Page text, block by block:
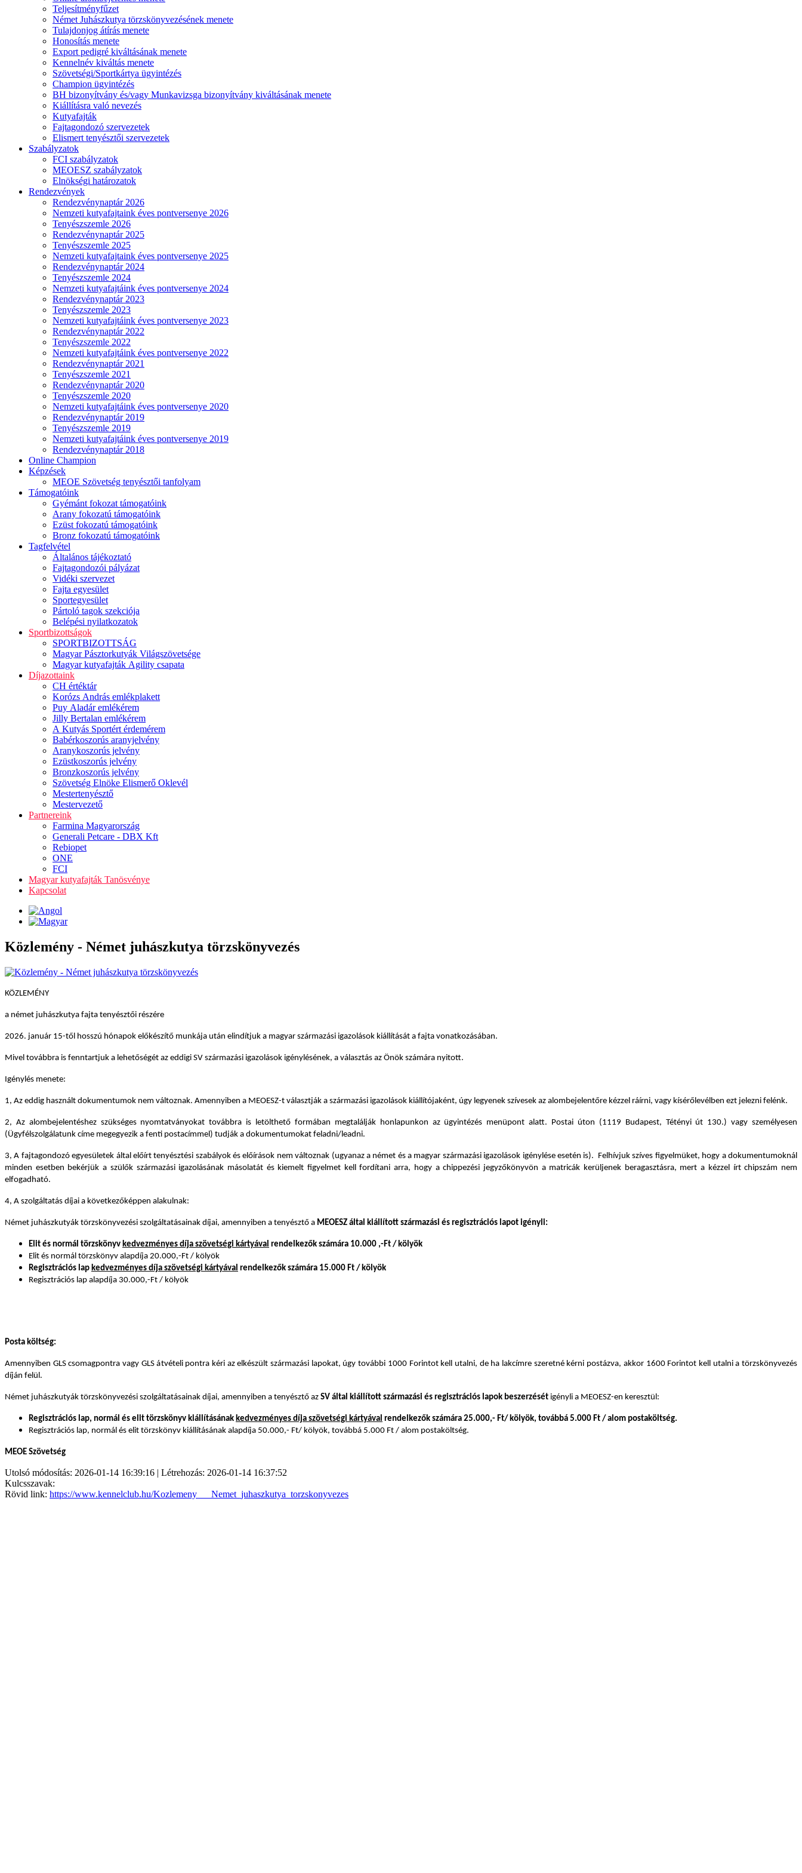
Teljesítményfűzet
Német Juhászkutya törzskönyvezésének menete
Tulajdonjog átírás menete
Honosítás menete
Export pedigré kiváltásának menete
Kennelnév kiváltás menete
Szövetségi/Sportkártya ügyintézés
Champion ügyintézés
BH bizonyítvány és/vagy Munkavizsga bizonyítvány kiváltásának menete
Kiállításra való nevezés
Kutyafajták
Fajtagondozó szervezetek
Elismert tenyésztői szervezetek
Szabályzatok
FCI szabályzatok
MEOESZ szabályzatok
Elnökségi határozatok
Rendezvények
Rendezvénynaptár 2026
Nemzeti kutyafajtaink éves pontversenye 2026
Tenyészszemle 2026
Rendezvénynaptár 2025
Tenyészszemle 2025
Nemzeti kutyafajtaink éves pontversenye 2025
Rendezvénynaptár 2024
Tenyészszemle 2024
Nemzeti kutyafajtáink éves pontversenye 2024
Rendezvénynaptár 2023
Tenyészszemle 2023
Nemzeti kutyafajtáink éves pontversenye 2023
Rendezvénynaptár 2022
Tenyészszemle 2022
Nemzeti kutyafajtáink éves pontversenye 2022
Rendezvénynaptár 2021
Tenyészszemle 2021
Rendezvénynaptár 2020
Tenyészszemle 2020
Nemzeti kutyafajtáink éves pontversenye 2020
Rendezvénynaptár 2019
Tenyészszemle 2019
Nemzeti kutyafajtáink éves pontversenye 2019
Rendezvénynaptár 2018
Online Champion
Képzések
MEOE Szövetség tenyésztői tanfolyam
Támogatóink
Gyémánt fokozat támogatóink
Arany fokozatú támogatóink
Ezüst fokozatú támogatóink
Bronz fokozatú támogatóink
Tagfelvétel
Általános tájékoztató
Fajtagondozói pályázat
Vidéki szervezet
Fajta egyesület
Sportegyesület
Pártoló tagok szekciója
Belépési nyilatkozatok
Sportbizottságok
SPORTBIZOTTSÁG
Magyar Pásztorkutyák Világszövetsége
Magyar kutyafajták Agility csapata
Díjazottaink
CH értéktár
Korózs András emlékplakett
Puy Aladár emlékérem
Jilly Bertalan emlékérem
A Kutyás Sportért érdemérem
Babérkoszorús aranyjelvény
Aranykoszorús jelvény
Ezüstkoszorús jelvény
Bronzkoszorús jelvény
Szövetség Elnöke Elismerő Oklevél
Mestertenyésztő
Mestervezető
Partnereink
Farmina Magyarország
Generali Petcare - DBX Kft
Rebiopet
ONE
FCI
Magyar kutyafajták Tanösvénye
Kapcsolat
Közlemény - Német juhászkutya törzskönyvezés
KÖZLEMÉNY
a német juhászkutya fajta tenyésztői részére
2026. január 15-től hosszú hónapok előkészítő munkája után elindítjuk a magyar származási igazolások kiállítását a fajta vonatkozásában.
Mivel továbbra is fenntartjuk a lehetőségét az eddigi SV származási igazolások igénylésének, a választás az Önök számára nyitott.
Igénylés menete:
1, Az eddig használt dokumentumok nem változnak. Amennyiben a MEOESZ-t választják a származási igazolások kiállítójaként, úgy legyenek szívesek az alombejelentőre kézzel ráírni, vagy kísérőlevélben ezt jelezni felénk.
2, Az alombejelentéshez szükséges nyomtatványokat továbbra is letölthető formában megtalálják honlapunkon az ügyintézés menüpont alatt. Postai úton (1119 Budapest, Tétényi út 130.) vagy személyesen
(Ügyfélszolgálatunk címe megegyezik a fenti postacímmel) tudják a dokumentumokat feladni/leadni.
3, A fajtagondozó egyesületek által előírt tenyésztési szabályok és előírások nem változnak (ugyanaz a német és a magyar származási igazolások igénylése esetén is). Felhívjuk szíves figyelmüket, hogy a dokumentumoknál
minden esetben bekérjük a szülők származási igazolásának másolatát és kiemelt figyelmet kell fordítani arra, hogy a chippezési jegyzőkönyvön a matricák kerüljenek beragasztásra, mert a kézzel írt chipszám nem
elfogadható.
4, A szolgáltatás díjai a következőképpen alakulnak:
Német juhászkutyák törzskönyvezési szolgáltatásainak díjai, amennyiben a tenyésztő a MEOESZ által kiállított származási és regisztrációs lapot igényli:
Elit és normál törzskönyv kedvezményes díja szövetségi kártyával rendelkezők számára 10.000 ,-Ft / kölyök
Elit és normál törzskönyv alapdíja 20.000,-Ft / kölyök
Regisztrációs lap kedvezményes díja szövetségi kártyával rendelkezők számára 15.000 Ft / kölyök
Regisztrációs lap alapdíja 30.000,-Ft / kölyök
Posta költség:
Amennyiben GLS csomagpontra vagy GLS átvételi pontra kéri az elkészült származási lapokat, úgy további 1000 Forintot kell utalni, de ha lakcímre szeretné kérni postázva, akkor 1600 Forintot kell utalni a törzskönyvezés
díján felül.
Német juhászkutyák törzskönyvezési szolgáltatásainak díjai, amennyiben a tenyésztő az SV által kiállított származási és regisztrációs lapok beszerzését igényli a MEOESZ-en keresztül:
Regisztrációs lap, normál és elit törzskönyv kiállításának kedvezményes díja szövetségi kártyával rendelkezők számára 25.000,- Ft/ kölyök, továbbá 5.000 Ft / alom postaköltség.
Regisztrációs lap, normál és elit törzskönyv kiállításának alapdíja 50.000,- Ft/ kölyök, továbbá 5.000 Ft / alom postaköltség.
MEOE Szövetség
Utolsó módosítás: 2026-01-14 16:39:16 | Létrehozás: 2026-01-14 16:37:52
Kulcsszavak:
Rövid link: https://www.kennelclub.hu/Kozlemeny___Nemet_juhaszkutya_torzskonyvezes